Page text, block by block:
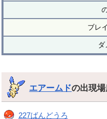
ブレ
ダ
エアームドの出現
227ばんどうろ